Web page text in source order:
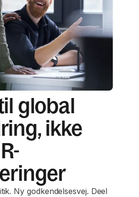
global
ikke
Ny godkendelsesvej. Deel